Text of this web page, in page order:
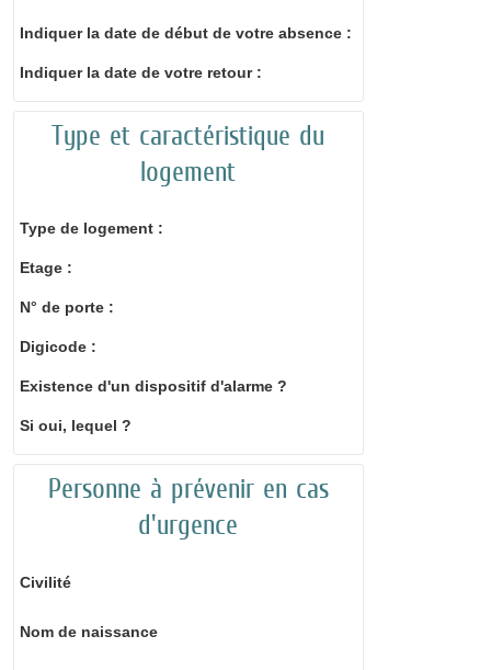
Indiquer la date de début de votre absence :
Indiquer la date de votre retour :
Type et caractéristique du
logement
Type de logement :
Etage :
N° de porte :
Digicode :
Existence d'un dispositif d'alarme ?
Si oui, lequel ?
Personne à prévenir en cas
d'urgence
Civilité
Nom de naissance